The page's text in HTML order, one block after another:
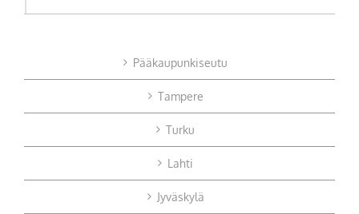
Pääkaupunkiseutu
Tampere
Turku
Lahti
Jyväskylä